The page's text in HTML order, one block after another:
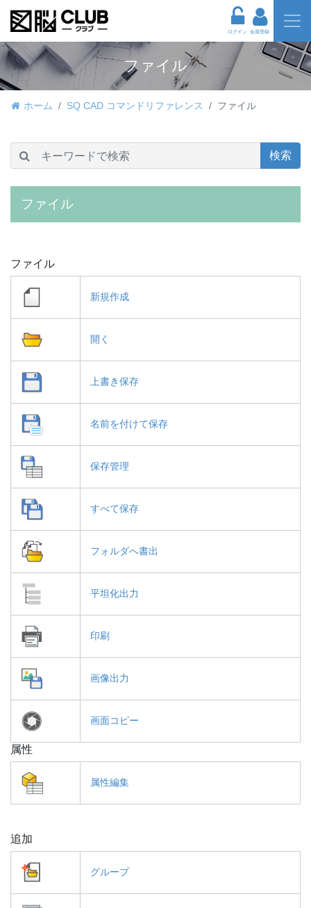
ログイン 会員登録
ファイル
ホーム SQ CAD コマンドリファレンス ファイル
検索
ファイル
ファイル
新規作成
開く
上書き保存
名前を付けて保存
保存管理
すべて保存
フォルダへ書出
平坦化出力
印刷
画像出力
画面コピー
属性
属性編集
追加
グループ